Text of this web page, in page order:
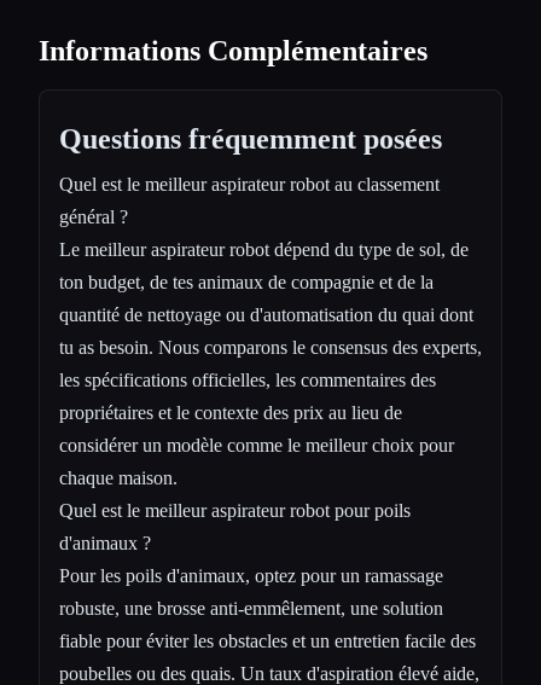
Informations Complémentaires
Questions fréquemment posées
Quel est le meilleur aspirateur robot au classement
général ?
Le meilleur aspirateur robot dépend du type de sol, de
ton budget, de tes animaux de compagnie et de la
quantité de nettoyage ou d'automatisation du quai dont
tu as besoin. Nous comparons le consensus des experts,
les spécifications officielles, les commentaires des
propriétaires et le contexte des prix au lieu de
considérer un modèle comme le meilleur choix pour
chaque maison.
Quel est le meilleur aspirateur robot pour poils
d'animaux ?
Pour les poils d'animaux, optez pour un ramassage
robuste, une brosse anti-emmêlement, une solution
fiable pour éviter les obstacles et un entretien facile des
poubelles ou des quais. Un taux d'aspiration élevé aide,